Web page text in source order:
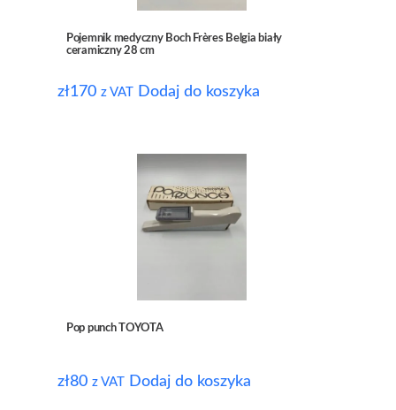
Pojemnik medyczny Boch Frères Belgia biały
ceramiczny 28 cm
zł170 z VAT Dodaj do koszyka
Pop punch TOYOTA
zł80 z VAT Dodaj do koszyka